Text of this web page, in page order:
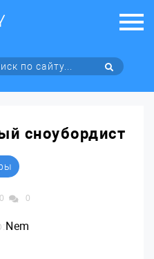
сноубордист
0
Nem